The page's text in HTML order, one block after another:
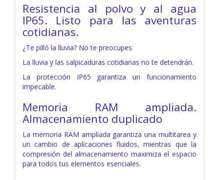
Resistencia al polvo y al agua
IP65. Listo para las aventuras
cotidianas.
¿Te pilló la lluvia? No te preocupes.
La lluvia y las salpicaduras cotidianas no te detendrán.
La protección IP65 garantiza un funcionamiento
impecable.
Memoria RAM ampliada.
Almacenamiento duplicado
La memoria RAM ampliada garantiza una multitarea y
un cambio de aplicaciones fluidos, mientras que la
compresión del almacenamiento maximiza el espacio
para todos tus elementos esenciales.